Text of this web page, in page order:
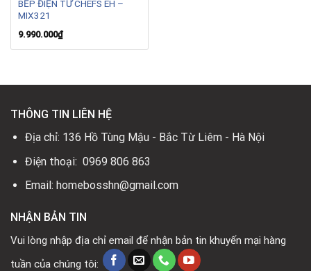
BẾP ĐIỆN TỪ CHEFS EH –
MIX321
9.990.000₫
THÔNG TIN LIÊN HỆ
Địa chỉ: 136 Hồ Tùng Mậu - Bắc Từ Liêm - Hà Nội
Điện thoại: 0969 806 863
Email: homebosshn@gmail.com
NHẬN BẢN TIN
Vui lòng nhập địa chỉ email để nhận bản tin khuyến mại hàng
tuần của chúng tôi: